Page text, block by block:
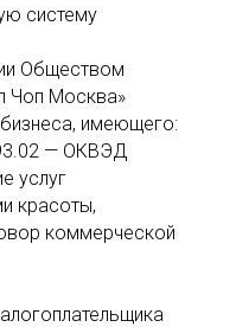
систему
Обществом
Чоп Москва»
имеющего:
— ОКВЭД
услуг
красоты,
коммерческой